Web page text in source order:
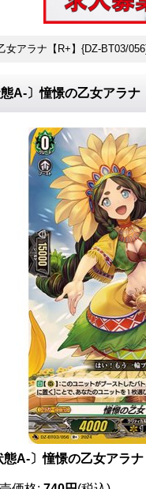
女アラナ【R+】{DZ-BT03/
A-〕憧憬の乙女アラナ
態A-〕憧憬の乙女アラ